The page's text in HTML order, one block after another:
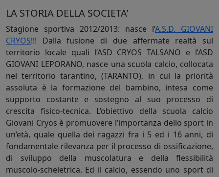
LA STORIA DELLA SOCIETA’
Stagione sportiva 2012/2013: nasce l’A.S.D. GIOVANI
CRYOS!!! Dalla fusione di due affermate realtà sul
territorio locale quali l’ASD CRYOS TALSANO e l’ASD
GIOVANI LEPORANO, nasce una scuola calcio, collocata
nel territorio tarantino, (TARANTO), in cui la priorità
assoluta è la formazione del bambino, intesa come
supporto costante e sostegno al suo processo di
crescita fisico-tecnica. L’obiettivo della scuola calcio
Giovani Cryos è promuovere l’importanza dello sport in
un’età, quale quella dei ragazzi fra i 5 ed i 16 anni, di
fondamentale rilevanza per il processo di ossificazione,
di sviluppo della muscolatura e della flessibilità
muscolo-scheletrica. Ed il calcio, essendo uno sport di